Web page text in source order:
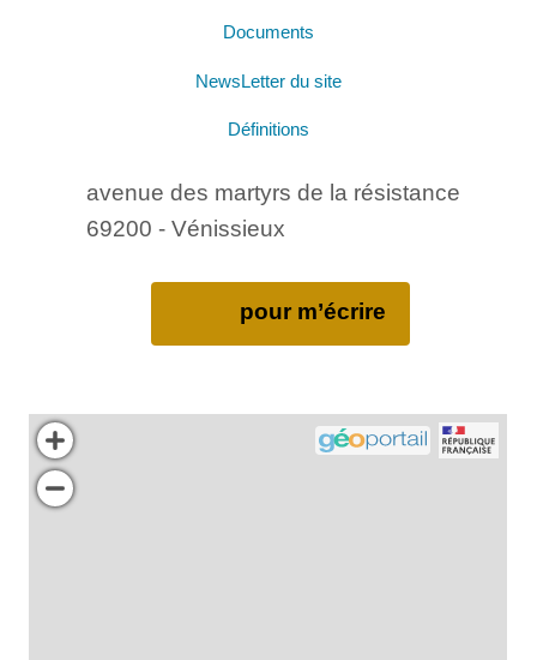
Documents
NewsLetter du site
Définitions
avenue des martyrs de la résistance
69200 - Vénissieux
pour m’écrire